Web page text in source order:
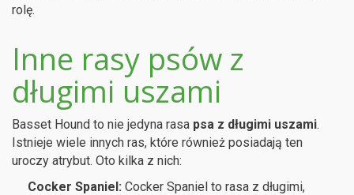
rolę.
Inne rasy psów z
długimi uszami
Basset Hound to nie jedyna rasa psa z długimi uszami.
Istnieje wiele innych ras, które również posiadają ten
uroczy atrybut. Oto kilka z nich:
Cocker Spaniel: Cocker Spaniel to rasa z długimi,